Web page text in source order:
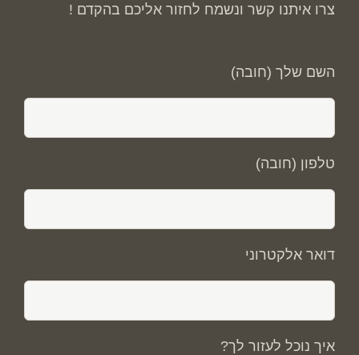
צרו איתנו קשר ונשמח לחזור אליכם בהקדם !
השם שלך (חובה)
טלפון (חובה)
דואר אלקטרוני
איך נוכל לעזור לך?